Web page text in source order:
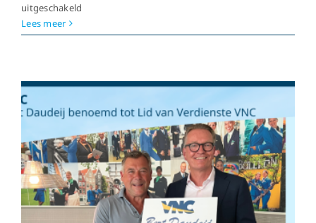
uitgeschakeld
van
benoemd
Lid
van
Verdienste
van
de
VNC
Lees meer